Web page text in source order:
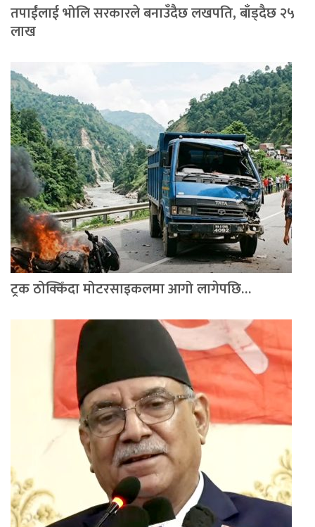
तपाईंलाई भोलि सरकारले बनाउँदैछ लखपति, बाँड्दैछ २५
लाख
ट्रक ठोक्किँदा मोटरसाइकलमा आगो लागेपछि…